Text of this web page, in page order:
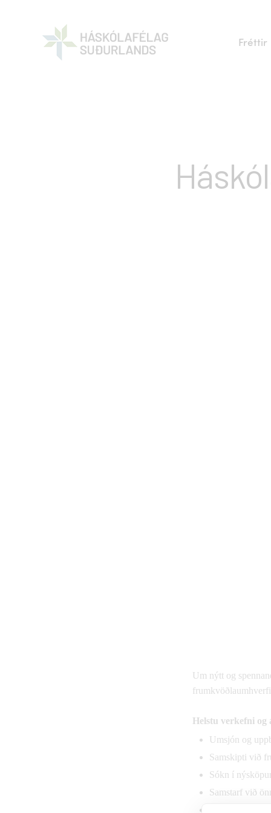
Fréttir
Um nýtt og
Helstu verkefni og
Umsjón og
Samskipti við
Sókn í
Samstarf við